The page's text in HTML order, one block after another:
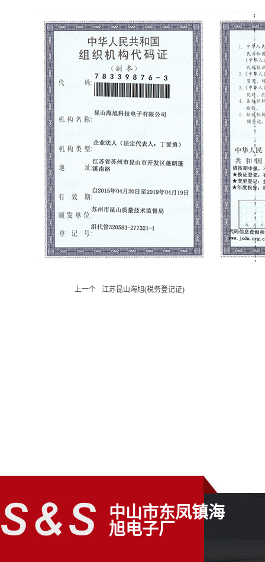
上一个 江苏昆山海旭(税务登记证)
中山市东凤镇海
旭电子厂